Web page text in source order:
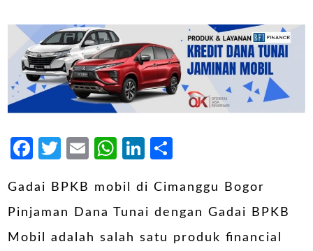
Facebook
Twitter
EmailWhatsApp
LinkedIn
Gadai BPKB mobil di Cimanggu Bogor
Pinjaman Dana Tunai dengan Gadai BPKB
Mobil adalah salah satu produk financial